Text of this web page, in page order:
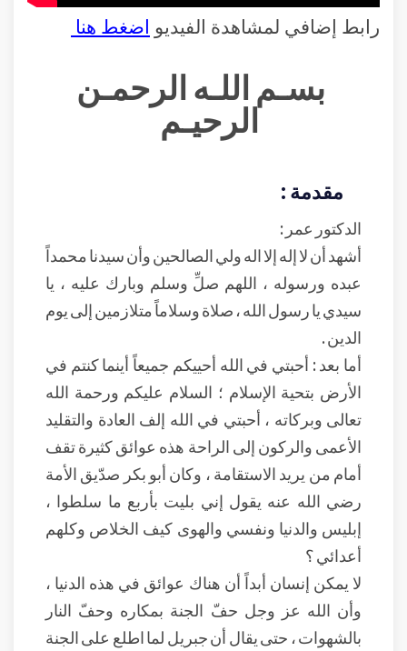
رابط إضافي لمشاهدة الفيديو اضغط هنا
بسـم اللـه الرحمـن
الرحيـم
مقدمة :
الدكتور عمر :
أشهد أن لا إله إلا اله ولي الصالحين وأن سيدنا محمداً
عبده ورسوله ، اللهم صلِّ وسلم وبارك عليه ، يا
سيدي يا رسول الله ، صلاة وسلاماً متلازمين إلى يوم
الدين .
أما بعد : أحبتي في الله أحييكم جميعاً أينما كنتم في
الأرض بتحية الإسلام ؛ السلام عليكم ورحمة الله
تعالى وبركاته ، أحبتي في الله إلف العادة والتقليد
الأعمى والركون إلى الراحة هذه عوائق كثيرة تقف
أمام من يريد الاستقامة ، وكان أبو بكر صدّيق الأمة
رضي الله عنه يقول إني بليت بأربع ما سلطوا ،
إبليس والدنيا ونفسي والهوى كيف الخلاص وكلهم
أعدائي ؟
لا يمكن إنسان أبداً أن هناك عوائق في هذه الدنيا ،
وأن الله عز وجل حفّ الجنة بمكاره وحفّ النار
بالشهوات ، حتى يقال أن جبريل لما اطلع على الجنة